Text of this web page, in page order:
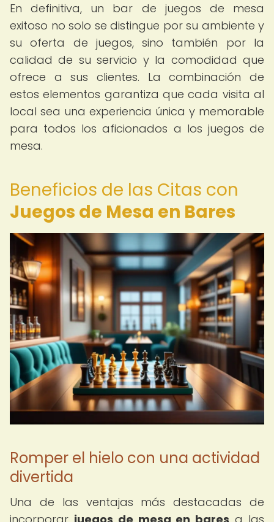
En definitiva, un bar de juegos de mesa
exitoso no solo se distingue por su ambiente y
su oferta de juegos, sino también por la
calidad de su servicio y la comodidad que
ofrece a sus clientes. La combinación de
estos elementos garantiza que cada visita al
local sea una experiencia única y memorable
para todos los aficionados a los juegos de
mesa.
Beneficios de las Citas con
Juegos de Mesa en Bares
Romper el hielo con una actividad
divertida
Una de las ventajas más destacadas de